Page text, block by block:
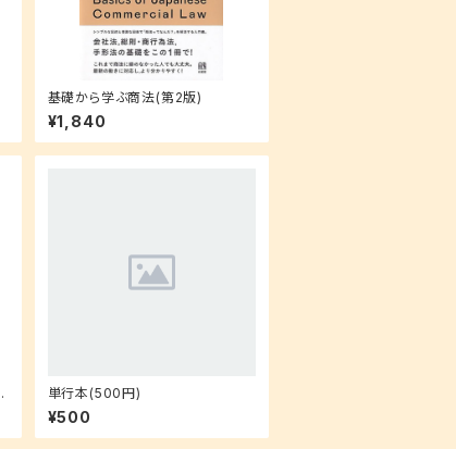
基礎から学ぶ商法(第2版)
¥1,840
単行本(500円)
¥500